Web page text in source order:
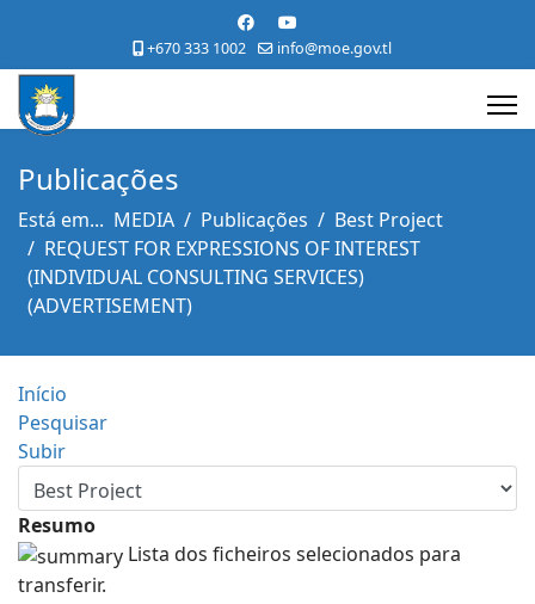
+670 333 1002 info@moe.gov.tl
Publicações
Está em... MEDIA Publicações
Best Project
REQUEST FOR EXPRESSIONS OF INTEREST
(INDIVIDUAL CONSULTING SERVICES)
(ADVERTISEMENT)
Início
Pesquisar
Subir
Resumo
Lista dos ficheiros selecionados para
transferir.